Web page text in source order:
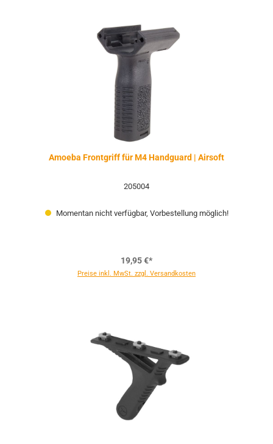
Amoeba Frontgriff für M4 Handguard | Airsoft
205004
Momentan nicht verfügbar, Vorbestellung möglich!
19,95 €*
Preise inkl. MwSt. zzgl. Versandkosten